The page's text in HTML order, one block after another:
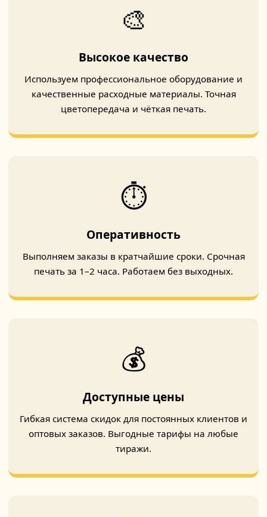
🎨
Высокое качество
Используем профессиональное оборудование и
качественные расходные материалы. Точная
цветопередача и чёткая печать.
⏱️
Оперативность
Выполняем заказы в кратчайшие сроки. Срочная
печать за 1–2 часа. Работаем без выходных.
💰
Доступные цены
Гибкая система скидок для постоянных клиентов и
оптовых заказов. Выгодные тарифы на любые
тиражи.